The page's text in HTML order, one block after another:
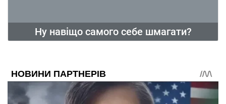
Ну навіщо самого себе шмагати?